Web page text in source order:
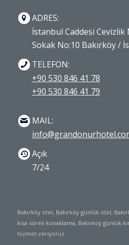
ADRES:
İstanbul Caddesi
Sokak No:10 Bakırköy /
TELEFON:
+90 530 846 41 78
+90 530 846 41 79
MAIL:
Açık
7/24
Bakırköy otel, Bakırköy günlük otel,
kısa süreli konaklama, Bakırköy günlük
hizmet veriyoruz.